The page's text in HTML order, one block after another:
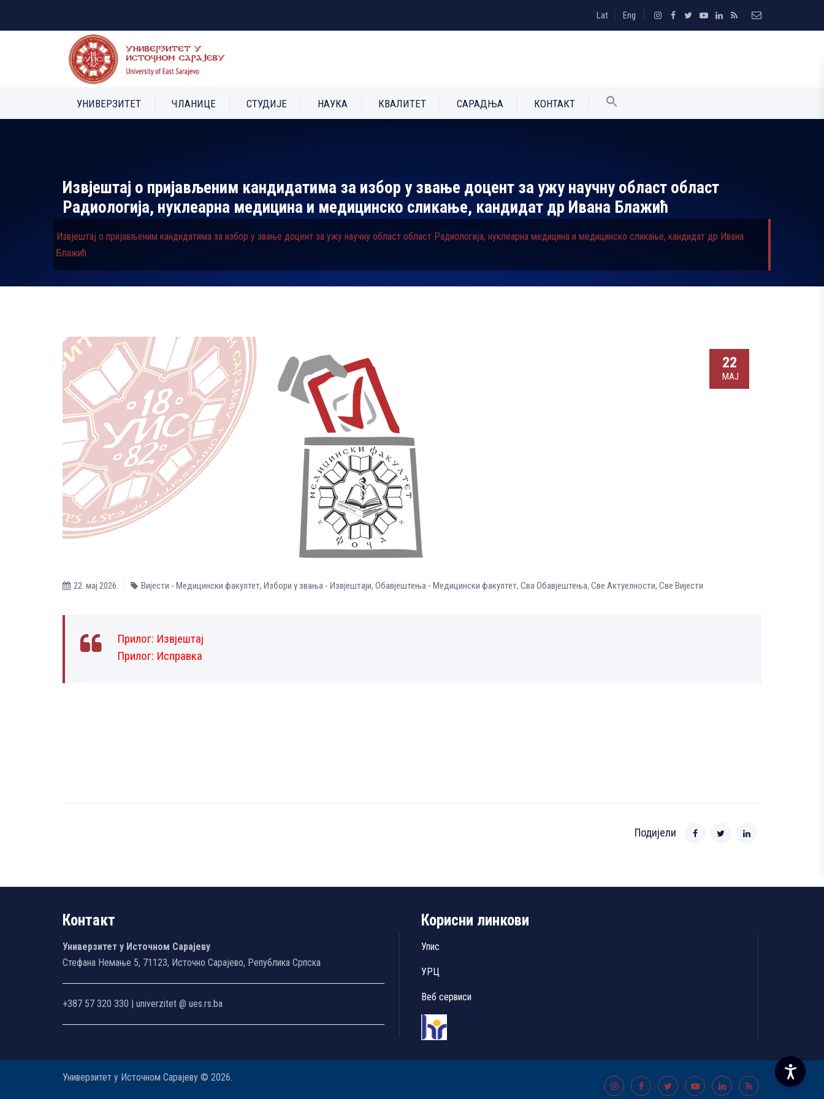
Lat Eng
УНИВЕРЗИТЕТ ЧЛАНИЦЕ СТУДИЈЕ НАУКА КВАЛИТЕТ САРАДЊА КОНТАКТ
Извјештај о пријављеним кандидатима за избор у звање доцент за ужу научну област област
Радиологија, нуклеарна медицина и медицинско сликање, кандидат др Ивана Блажић
Извјештај о пријављеним кандидатима за избор у звање доцент за ужу научну област област Радиологија, нуклеарна медицина и медицинско сликање, кандидат др Ивана
Блажић
22
МАЈ
22. мај 2026. Вијести - Медицински факултет, Избори у звања - Извјештаји, Обавјештења - Медицински факултет, Сва Обавјештења, Све Aктуелности, Све Вијести
Прилог: Извјештај
Прилог: Исправка
Подијели
Контакт
Универзитет у Источном Сарајеву
Стефана Немање 5, 71123, Источно Сарајево, Република Српска
+387 57 320 330 | univerzitet @ ues.rs.ba
Корисни линкови
Упис
УРЦ
Веб сервиси
Универзитет у Источном Сарајеву © 2026.